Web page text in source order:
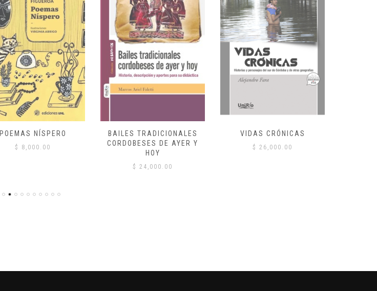
POEMAS NÍSPERO
$ 8,000.00
BAILES TRADICIONALES
CORDOBESES DE AYER Y
HOY
$ 24,000.00
VIDAS CRÓNICAS
$ 26,000.00